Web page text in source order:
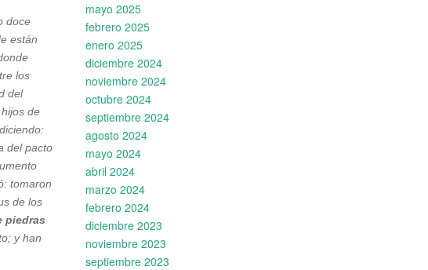
doce
están
los
del
de
del pacto
tomaron
de los
piedras
y han
mayo 2025
febrero 2025
enero 2025
diciembre 2024
noviembre 2024
octubre 2024
septiembre 2024
agosto 2024
mayo 2024
abril 2024
marzo 2024
febrero 2024
diciembre 2023
noviembre 2023
septiembre 2023